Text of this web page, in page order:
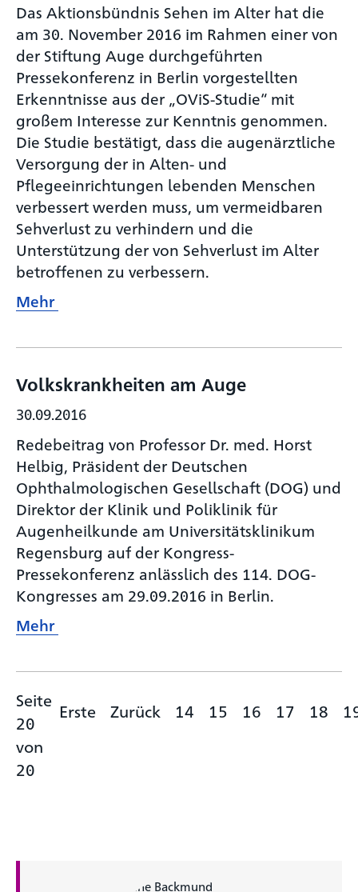
Das Aktionsbündnis Sehen im Alter hat die
am 30. November 2016 im Rahmen einer von
der Stiftung Auge durchgeführten
Pressekonferenz in Berlin vorgestellten
Erkenntnisse aus der „OViS-Studie“ mit
großem Interesse zur Kenntnis genommen.
Die Studie bestätigt, dass die augenärztliche
Versorgung der in Alten- und
Pflegeeinrichtungen lebenden Menschen
verbessert werden muss, um vermeidbaren
Sehverlust zu verhindern und die
Unterstützung der von Sehverlust im Alter
betroffenen zu verbessern.
Mehr
Volkskrankheiten am Auge
30.09.2016
Redebeitrag von Professor Dr. med. Horst
Helbig, Präsident der Deutschen
Ophthalmologischen Gesellschaft (DOG) und
Direktor der Klinik und Poliklinik für
Augenheilkunde am Universitätsklinikum
Regensburg auf der Kongress-
Pressekonferenz anlässlich des 114. DOG-
Kongresses am 29.09.2016 in Berlin.
Mehr
Seite
20
von
20
Erste Zurück 14 15 16 17 18